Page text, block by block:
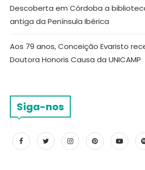
Descoberta em Córdoba a
antiga da Península Ibérica
Aos 79 anos, Conceição Evaristo
Doutora Honoris Causa da UNICAMP
Siga-nos